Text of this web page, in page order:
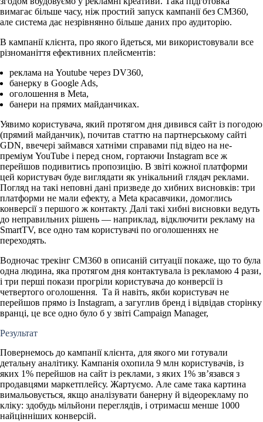
вимагає більше часу, ніж простий запуск кампанії без CM360,
але система дає незрівнянно більше даних про аудиторію.
В кампанії клієнта, про якого йдеться, ми використовували все
різноманіття ефективних плейсментів:
реклама на Youtube через DV360,
банерку в Google Ads,
оголошення в Meta,
банери на прямих майданчиках.
Уявимо користувача, який протягом дня дивився сайт із погодою
(прямий майданчик), почитав статтю на партнерському сайті
GDN, ввечері займався хатніми справами під відео на не-
преміум YouTube і перед сном, гортаючи Instagram все ж
перейшов подивитись пропозицію. В звіті кожної платформи
цей користувач буде виглядати як унікальний глядач реклами.
Погляд на такі неповні дані призведе до хибних висновків: три
платформи не мали ефекту, а Meta красавчики, домоглись
конверсії з першого ж контакту. Далі такі хибні висновки ведуть
до неправильних рішень — наприклад, відключити рекламу на
SmartTV, все одно там користувачі по оголошеннях не
переходять.
Водночас трекінг CM360 в описаній ситуації покаже, що то була
одна людина, яка протягом дня контактувала із рекламою 4 рази,
і три перші покази прогріли користувача до конверсії із
четвертого оголошення. Та й навіть, якби користувач не
перейшов прямо із Instagram, а загуглив бренд і відвідав сторінку
вранці, це все одно було б у звіті Campaign Manager,
Результат
Повернемось до кампанії клієнта, для якого ми готували
детальну аналітику. Кампанія охопила 9 млн користувачів, із
яких 1% перейшов на сайт із реклами, з яких 1% зв’язався з
продавцями маркетплейсу. Жартуємо. Але саме така картина
вимальовується, якщо аналізувати банерну й відеорекламу по
кліку: здобудь мільйони переглядів, і отримаєш менше 1000
найцінніших конверсій.